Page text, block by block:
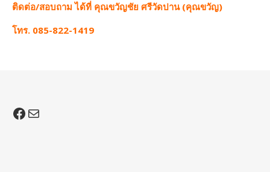
ติดต่อ/สอบถาม ได้ที่ คุณขวัญชัย ศรีวัดปาน (คุณขวัญ)
โทร. 085-822-1419
Facebook
Mail